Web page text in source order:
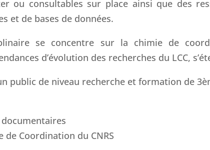
ou consultables sur place ainsi que des
et de bases de données.
se concentre sur la chimie de
d’évolution des recherches du LCC,
public de niveau recherche et formation de
Coordination du CNRS